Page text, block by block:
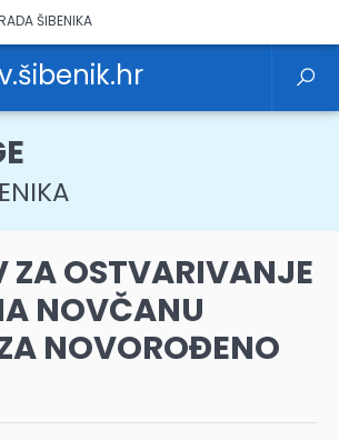
ŠIBENIKA
ZA OSTVARIVANJE
NOVČANU
NOVOROĐENO